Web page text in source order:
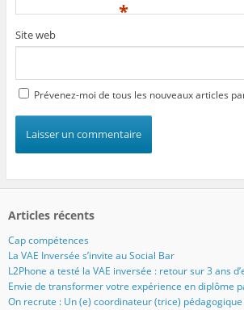
*
Site web
Prévenez-moi de tous les nouveaux articles
Articles récents
Cap compétences
La VAE Inversée s’invite au Social Bar
L2Phone a testé la VAE inversée : retour sur 3 ans
Envie de transformer votre expérience en diplôme
On recrute : Un (e) coordinateur (trice) pédagogique